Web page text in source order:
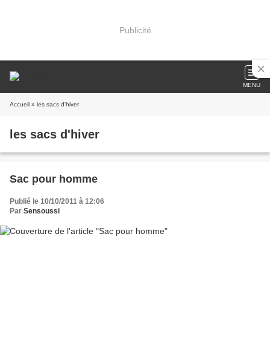
Publicité
MENU
Accueil » les sacs d'hiver
les sacs d'hiver
Sac pour homme
Publié le 10/10/2011 à 12:06
Par Sensoussi